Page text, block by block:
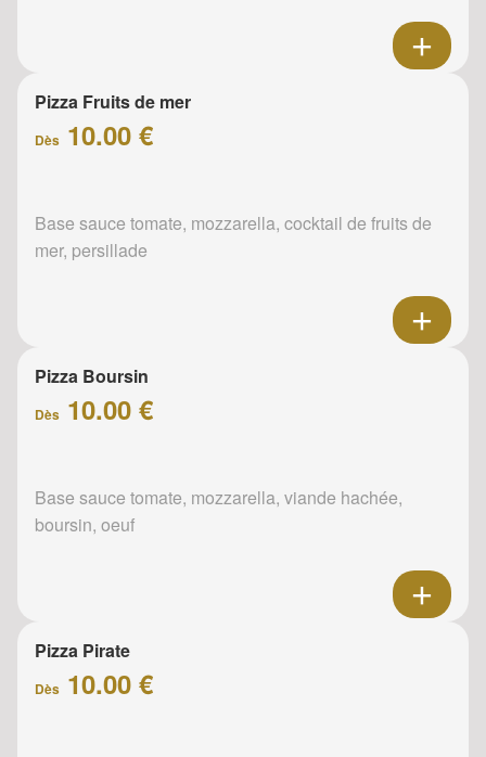
Pizza Fruits de mer
Dès 10.00 €
Base sauce tomate, mozzarella, cocktail de fruits de
mer, persillade
Pizza Boursin
Dès 10.00 €
Base sauce tomate, mozzarella, viande hachée,
boursin, oeuf
Pizza Pirate
Dès 10.00 €